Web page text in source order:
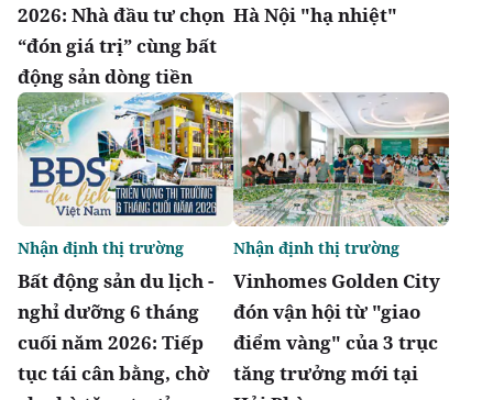
2026: Nhà đầu tư chọn
“đón giá trị” cùng bất
động sản dòng tiền
Hà Nội "hạ nhiệt"
Bất động sản du lịch -
nghỉ dưỡng 6 tháng
cuối năm 2026: Tiếp
tục tái cân bằng, chờ
Nhận định thị trường
Vinhomes Golden City
đón vận hội từ "giao
điểm vàng" của 3 trục
tăng trưởng mới tại
Nhận định thị trường